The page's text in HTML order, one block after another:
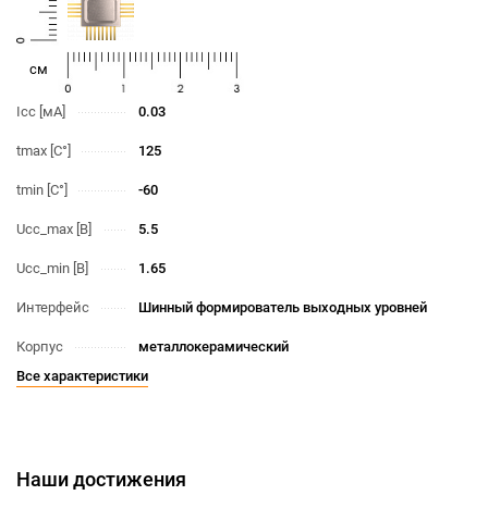
cм
Icc [мА] 0.03
tmax [С°] 125
tmin [С°] -60
Ucc_max [В] 5.5
Ucc_min [В] 1.65
Интерфейс Шинный формирователь выходных уровней
Корпус
металлокерамический
Все характеристики
Наши достижения